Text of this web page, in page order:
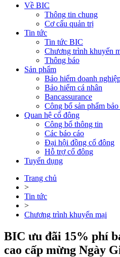
Về BIC
Thông tin chung
Cơ cấu quản trị
Tin tức
Tin tức BIC
Chương trình khuyến
Thông báo
Sản phẩm
Bảo hiểm doanh
Bảo hiểm cá nhân
Bancassurance
Công bố sản phẩm
Quan hệ cổ đông
Công bố thông tin
Các báo cáo
Đại hội đồng cổ đông
Hỗ trợ cổ đông
Tuyển dụng
Trang chủ
>
Tin tức
>
Chương trình khuyến mại
BIC ưu đãi 15% phí
cao cấp mừng Ngày